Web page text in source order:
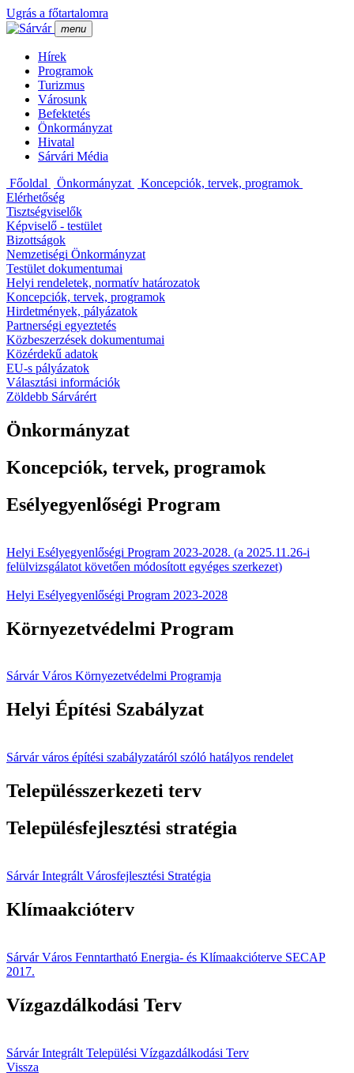
Ugrás a főtartalomra
menu
Hí­rek
Programok
Turizmus
Városunk
Befektetés
Önkormányzat
Hivatal
Sárvári Média
Főoldal
Önkormányzat
Koncepciók, tervek, programok
Elérhetőség
Tisztségviselők
Képviselő - testület
Bizottságok
Nemzetiségi Önkormányzat
Testület dokumentumai
Helyi rendeletek, normatí­v határozatok
Koncepciók, tervek, programok
Hirdetmények, pályázatok
Partnerségi egyeztetés
Közbeszerzések dokumentumai
Közérdekű adatok
EU-s pályázatok
Választási információk
Zöldebb Sárvárért
Önkormányzat
Koncepciók, tervek, programok
Esélyegyenlőségi Program
Helyi Esélyegyenlőségi Program 2023-2028. (a 2025.11.26-i
felülvizsgálatot követően módosított egyéges szerkezet)
Helyi Esélyegyenlőségi Program 2023-2028
Környezetvédelmi Program
Sárvár Város Környezetvédelmi Programja
Helyi Építési Szabályzat
Sárvár város építési szabályzatáról szóló hatályos rendelet
Településszerkezeti terv
Településfejlesztési stratégia
Sárvár Integrált Városfejlesztési Stratégia
Klímaakcióterv
Sárvár Város Fenntartható Energia- és Klímaakcióterve SECAP
2017.
Vízgazdálkodási Terv
Sárvár Integrált Települési Vízgazdálkodási Terv
Vissza